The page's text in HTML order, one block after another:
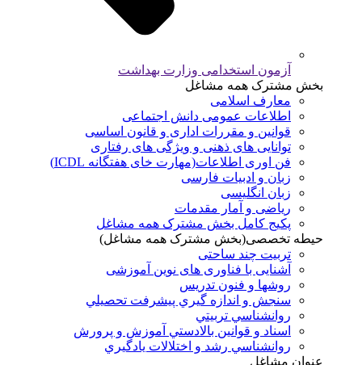
آزمون استخدامی وزارت بهداشت
بخش مشترک همه مشاغل
معارف اسلامی
اطلاعات عمومی دانش اجتماعی
قوانین و مقررات اداری و قانون اساسی
توانایی های ذهنی و ویژگی های رفتاری
فن اوری اطلاعات(مهارت خای هفتگانه ICDL)
زبان و ادبیات فارسی
زبان انگلیسی
ریاضی و آمار مقدمات
پکیج کامل بخش مشترک همه مشاغل
حیطه تخصصی(بخش مشترک همه مشاغل)
تربیت چند ساحتی
آشنایی با فناوری های نوین آموزشی
روشها و فنون تدريس
سنجش و اندازه گيري پيشرفت تحصيلي
روانشناسي تربيتي
اسناد و قوانين بالادستي آموزش و پرورش
روانشناسي رشد و اختلالات يادگيري
عنوان مشاغل